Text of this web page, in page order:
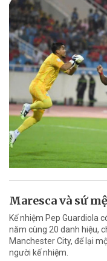
Maresca và sứ
Kế nhiệm Pep Guardiola
năm cùng 20 danh hiệu,
Manchester City, để lại
người kế nhiệm.